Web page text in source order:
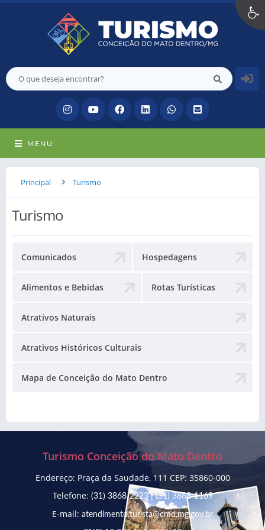
MENU
Principal Turismo
Turismo
Comunicados Hospedagens
Alimentos e Bebidas Rotas Turísticas
Atrativos Naturais
Atrativos Históricos Culturais
Mapa de Conceição do Mato Dentro
Turismo Conceição do Mato Dentro
Endereço: Praça da Saudade, 111 CEP: 35860-000
Telefone: (31) 3868-2223 |(31) 3868-1169
E-mail: atendimento.turista@cmd.mg.gov.br